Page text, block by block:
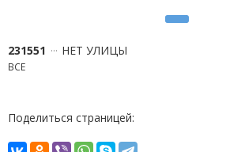
231551 НЕТ УЛИЦЫ
ВСЕ
Поделиться страницей: